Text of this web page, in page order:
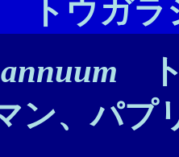
トウガラ
ト
ン、パプ